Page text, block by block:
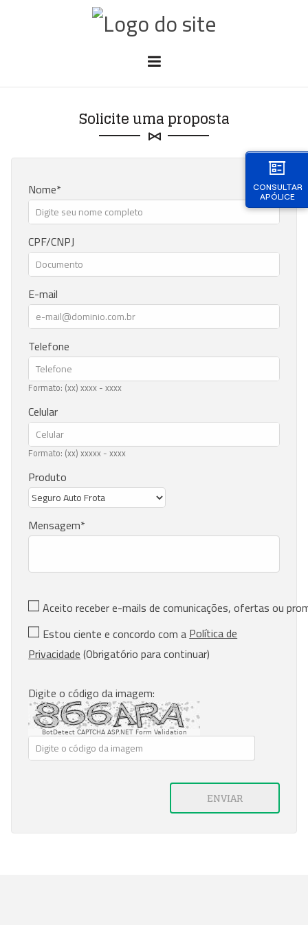
CONSULTAR
APÓLICE
Solicite uma proposta
Nome
CPF/CNPJ
E-mail
Telefone
Formato: (xx) xxxx - xxxx
Celular
Formato: (xx) xxxxx - xxxx
Produto
Mensagem
Aceito receber e-mails de comunicações, ofertas ou
Estou ciente e concordo com aPolítica de
Privacidade(Obrigatório para continuar)
Digite o código da imagem:
BotDetect CAPTCHA ASP.NET Form Validation
ENVIAR